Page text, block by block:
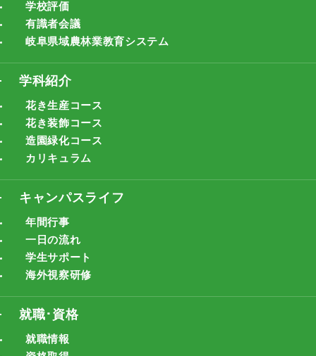
学校評価
有識者会議
岐阜県域農林業教育システム
学科紹介
花き生産コース
花き装飾コース
造園緑化コース
カリキュラム
キャンパスライフ
年間行事
一日の流れ
学生サポート
海外視察研修
就職･資格
就職情報